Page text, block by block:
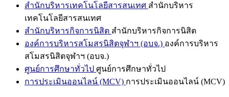
สำนักบริหารเทคโนโลยีสารสนเทศ สำนักบริหาร
เทคโนโลยีสารสนเทศ
สำนักบริหารกิจการนิสิต สำนักบริหารกิจการนิสิต
องค์การบริหารสโมสรนิสิตจุฬาฯ (อบจ.) องค์การบริหาร
สโมสรนิสิตจุฬาฯ (อบจ.)
ศูนย์การศึกษาทั่วไป ศูนย์การศึกษาทั่วไป
การประเมินออนไลน์ (MCV) การประเมินออนไลน์ (MCV)